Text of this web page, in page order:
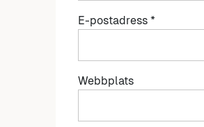
E-postadress *
Webbplats